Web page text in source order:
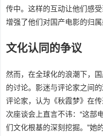
传中。这样的互动让他们感
增强了他们对国产电影的归属
文化认同的争议
然而，在全球化的浪潮下，
的讨论。影迷与评论家之间
评论家，认为《秋霞梦》在
次座谈会上直言不讳：“这部
们文化根基的深刻挖掘。”她